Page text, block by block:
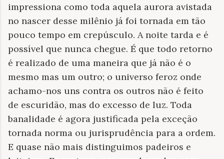
impressiona como toda aquela aurora avistada
no nascer desse milênio já foi tornada em tão
pouco tempo em crepúsculo. A noite tarda e é
possível que nunca chegue. É que todo retorno
é realizado de uma maneira que já não é o
mesmo mas um outro; o universo feroz onde
achamo-nos uns contra os outros não é feito
de escuridão, mas do excesso de luz. Toda
banalidade é agora justificada pela exceção
tornada norma ou jurisprudência para a ordem.
E quase não mais distinguimos padeiros e